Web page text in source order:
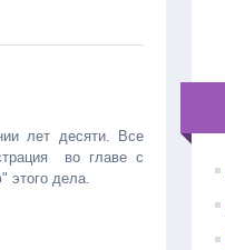
лет десяти. Все
во главе с
этого дела.